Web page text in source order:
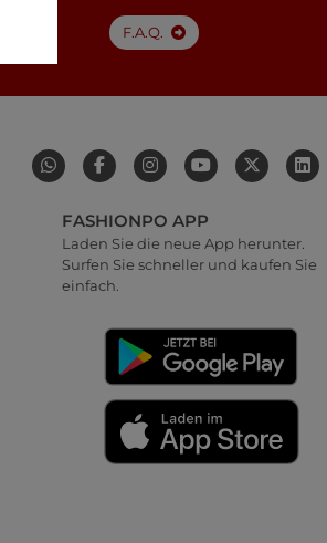
F.A.Q.
FASHIONPO APP
Laden Sie die neue App herunter.
Surfen Sie schneller und kaufen Sie
einfach.